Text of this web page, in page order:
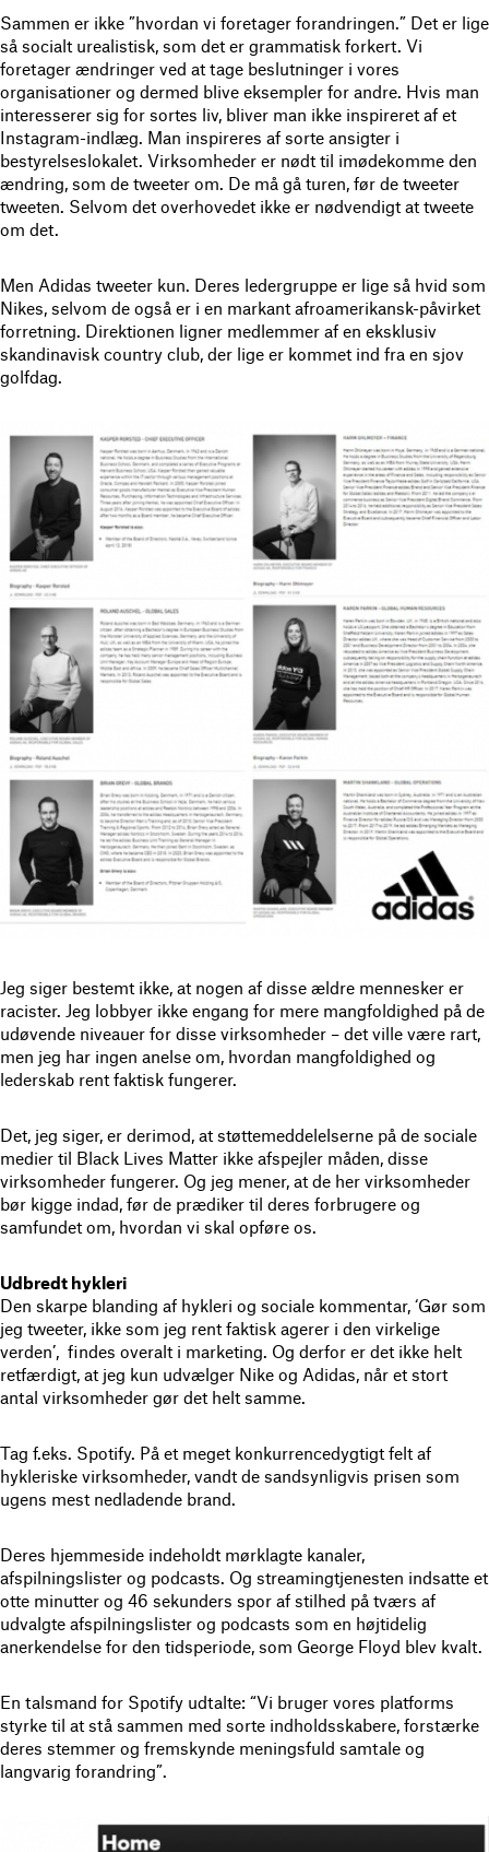
Sammen er ikke ”hvordan vi foretager forandringen.” Det er lige
så socialt urealistisk, som det er grammatisk forkert. Vi
foretager ændringer ved at tage beslutninger i vores
organisationer og dermed blive eksempler for andre. Hvis man
interesserer sig for sortes liv, bliver man ikke inspireret af et
Instagram-indlæg. Man inspireres af sorte ansigter i
bestyrelseslokalet. Virksomheder er nødt til imødekomme den
ændring, som de tweeter om. De må gå turen, før de tweeter
tweeten. Selvom det overhovedet ikke er nødvendigt at tweete
om det.
Men Adidas tweeter kun. Deres ledergruppe er lige så hvid som
Nikes, selvom de også er i en markant afroamerikansk-påvirket
forretning. Direktionen ligner medlemmer af en eksklusiv
skandinavisk country club, der lige er kommet ind fra en sjov
golfdag.
Jeg siger bestemt ikke, at nogen af ​​disse ældre mennesker er
racister. Jeg lobbyer ikke engang for mere mangfoldighed på de
udøvende niveauer for disse virksomheder – det ville være rart,
men jeg har ingen anelse om, hvordan mangfoldighed og
lederskab rent faktisk fungerer.
Det, jeg siger, er derimod, at støttemeddelelserne på de sociale
medier til Black Lives Matter ikke afspejler måden, disse
virksomheder fungerer. Og jeg mener, at de her virksomheder
bør kigge indad, før de prædiker til deres forbrugere og
samfundet om, hvordan vi skal opføre os.
Udbredt hykleri
Den skarpe blanding af hykleri og sociale kommentar, ‘Gør som
jeg tweeter, ikke som jeg rent faktisk agerer i den virkelige
verden’, findes overalt i marketing. Og derfor er det ikke helt
retfærdigt, at jeg kun udvælger Nike og Adidas, når et stort
antal virksomheder gør det helt samme.
Tag f.eks. Spotify. På et meget konkurrencedygtigt felt af
hykleriske virksomheder, vandt de sandsynligvis prisen som
ugens mest nedladende brand.
Deres hjemmeside indeholdt mørklagte kanaler,
afspilningslister og podcasts. Og streamingtjenesten indsatte et
otte minutter og 46 sekunders spor af stilhed på tværs af
udvalgte afspilningslister og podcasts som en højtidelig
anerkendelse for den tidsperiode, som George Floyd blev kvalt.
En talsmand for Spotify udtalte: “Vi bruger vores platforms
styrke til at stå sammen med sorte indholdsskabere, forstærke
deres stemmer og fremskynde meningsfuld samtale og
langvarig forandring”.